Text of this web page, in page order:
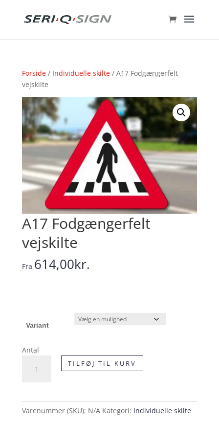
Forside/ Individuelle skilte/ A17 Fodgængerfelt
vejskilte
A17 Fodgængerfelt
vejskilte
Fra 614,00kr.
Variant
Antal
Fodgængerfelt
TILFØJ TIL KURV
Varenummer (SKU): N/A Kategori: Individuelle skilte